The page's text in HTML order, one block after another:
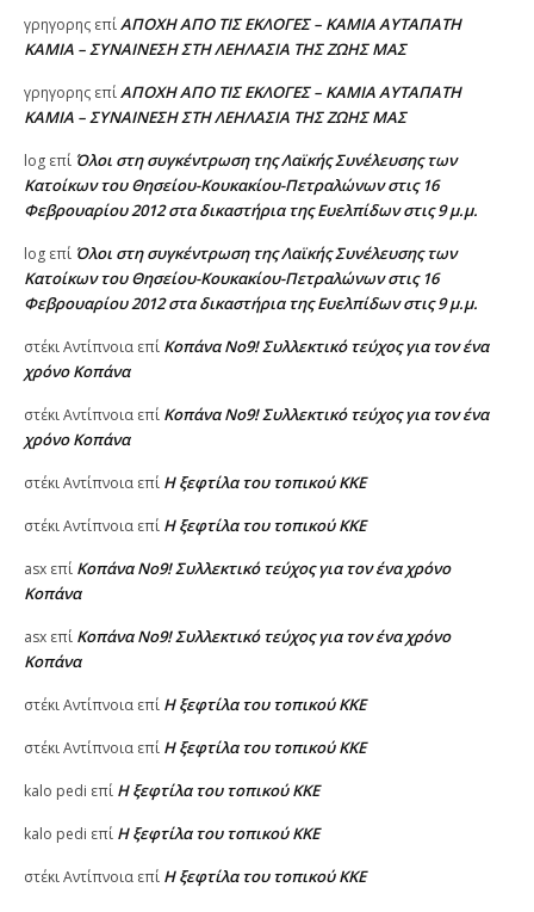
γρηγορης επίΑΠΟΧΗ ΑΠΟ ΤΙΣ ΕΚΛΟΓΕΣ – ΚΑΜΙΑ ΑΥΤΑΠΑΤΗ
ΚΑΜΙΑ – ΣΥΝΑΙΝΕΣΗ ΣΤΗ ΛΕΗΛΑΣΙΑ ΤΗΣ ΖΩΗΣ ΜΑΣ
γρηγορης επίΑΠΟΧΗ ΑΠΟ ΤΙΣ ΕΚΛΟΓΕΣ – ΚΑΜΙΑ ΑΥΤΑΠΑΤΗ
ΚΑΜΙΑ – ΣΥΝΑΙΝΕΣΗ ΣΤΗ ΛΕΗΛΑΣΙΑ ΤΗΣ ΖΩΗΣ ΜΑΣ
log επί Όλοι στη συγκέντρωση της Λαϊκής Συνέλευσης των
Κατοίκων του Θησείου-Κουκακίου-Πετραλώνων στις 16
Φεβρουαρίου 2012 στα δικαστήρια της Ευελπίδων στις 9 μ.μ.
log επί Όλοι στη συγκέντρωση της Λαϊκής Συνέλευσης των
Κατοίκων του Θησείου-Κουκακίου-Πετραλώνων στις 16
Φεβρουαρίου 2012 στα δικαστήρια της Ευελπίδων στις 9 μ.μ.
στέκι Αντίπνοια επί Κοπάνα Νο9! Συλλεκτικό τεύχος για τον ένα
χρόνο Κοπάνα
στέκι Αντίπνοια επί Κοπάνα Νο9! Συλλεκτικό τεύχος για τον ένα
χρόνο Κοπάνα
στέκι Αντίπνοια επί Η ξεφτίλα του τοπικού ΚΚΕ
στέκι Αντίπνοια επί Η ξεφτίλα του τοπικού ΚΚΕ
asx επί Κοπάνα Νο9! Συλλεκτικό τεύχος για τον ένα χρόνο
Κοπάνα
asx επί Κοπάνα Νο9! Συλλεκτικό τεύχος για τον ένα χρόνο
Κοπάνα
στέκι Αντίπνοια επί Η ξεφτίλα του τοπικού ΚΚΕ
στέκι Αντίπνοια επί Η ξεφτίλα του τοπικού ΚΚΕ
kalo pedi επί Η ξεφτίλα του τοπικού ΚΚΕ
kalo pedi επί Η ξεφτίλα του τοπικού ΚΚΕ
στέκι Αντίπνοια επί Η ξεφτίλα του τοπικού ΚΚΕ